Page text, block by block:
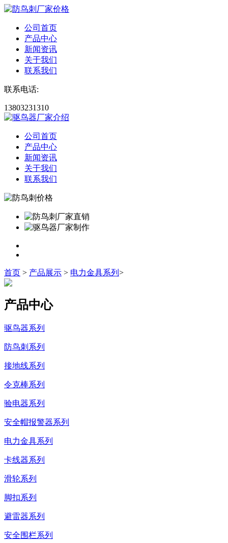
公司首页
产品中心
新闻资讯
关于我们
联系我们
联系电话:
13803231310
公司首页
产品中心
新闻资讯
关于我们
联系我们
首页 > 产品展示 > 电力金具系列 >
产品中心
驱鸟器系列
防鸟刺系列
接地线系列
令克棒系列
验电器系列
安全帽报警器系列
电力金具系列
卡线器系列
滑轮系列
脚扣系列
避雷器系列
安全围栏系列